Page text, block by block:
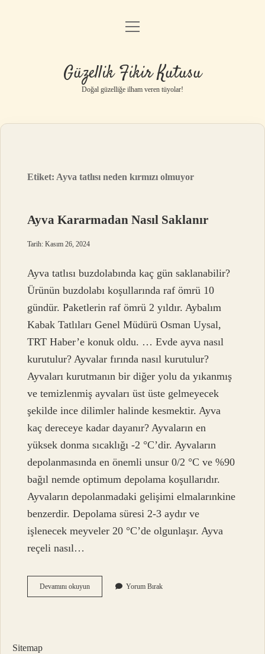
Anasayfa
Yasal Uyarı
menüyü
Güzellik Fikir Kutusu
Doğal güzelliğe ilham veren tüyolar!
Etiket: Ayva tatlısı neden kırmızı olmuyor
Ayva Kararmadan Nasıl Saklanır
Tarih: Kasım 26, 2024
Ayva tatlısı buzdolabında kaç gün saklanabilir?
Ürünün buzdolabı koşullarında raf ömrü 10
gündür. Paketlerin raf ömrü 2 yıldır. Aybalım
Kabak Tatlıları Genel Müdürü Osman Uysal,
TRT Haber’e konuk oldu. … Evde ayva nasıl
kurutulur? Ayvalar fırında nasıl kurutulur?
Ayvaları kurutmanın bir diğer yolu da yıkanmış
ve temizlenmiş ayvaları üst üste gelmeyecek
şekilde ince dilimler halinde kesmektir. Ayva
kaç dereceye kadar dayanır? Ayvaların en
yüksek donma sıcaklığı -2 °C’dir. Ayvaların
depolanmasında en önemli unsur 0/2 °C ve %90
bağıl nemde optimum depolama koşullarıdır.
Ayvaların depolanmadaki gelişimi elmalarınkine
benzerdir. Depolama süresi 2-3 aydır ve
işlenecek meyveler 20 °C’de olgunlaşır. Ayva
reçeli nasıl…
Devamını okuyunAyva
Kararmadan
Yorum Bırak
Sitemap